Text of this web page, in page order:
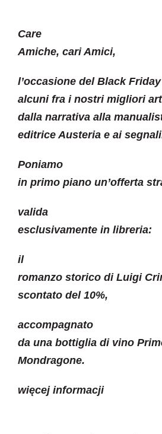
Care
Amiche, cari Amici,
l’occasione del Black
alcuni fra i nostri migliori
dalla narrativa alla
editrice Austeria e ai
Poniamo
in primo piano un’offerta
valida
esclusivamente in libreria:
il
romanzo storico di Luigi
scontato del 10%,
accompagnato
da una bottiglia di vino
Mondragone.
więcej informacji